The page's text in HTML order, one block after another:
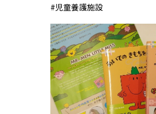
#児童養護施設